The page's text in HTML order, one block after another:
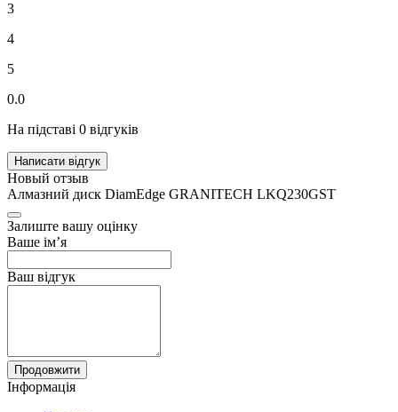
3
4
5
0.0
На підставі 0 відгуків
Написати відгук
Новый отзыв
Алмазний диск DiamEdge GRANITECH LKQ230GST
Залиште вашу оцінку
Ваше ім’я
Ваш відгук
Продовжити
Інформація